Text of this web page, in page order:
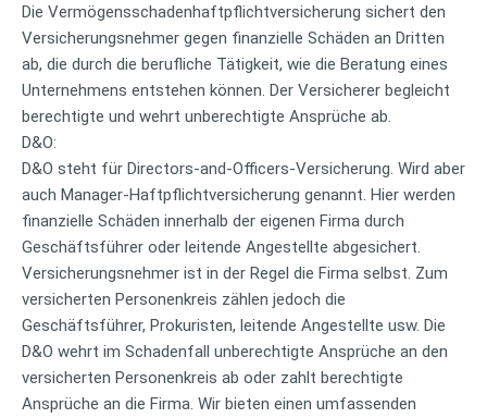
Die Vermögensschadenhaftpflichtversicherung sichert den
Versicherungsnehmer gegen finanzielle Schäden an Dritten
ab, die durch die berufliche Tätigkeit, wie die Beratung eines
Unternehmens entstehen können. Der Versicherer begleicht
berechtigte und wehrt unberechtigte Ansprüche ab.
D&O:
D&O steht für Directors-and-Officers-Versicherung. Wird aber
auch Manager-Haftpflichtversicherung genannt. Hier werden
finanzielle Schäden innerhalb der eigenen Firma durch
Geschäftsführer oder leitende Angestellte abgesichert.
Versicherungsnehmer ist in der Regel die Firma selbst. Zum
versicherten Personenkreis zählen jedoch die
Geschäftsführer, Prokuristen, leitende Angestellte usw. Die
D&O wehrt im Schadenfall unberechtigte Ansprüche an den
versicherten Personenkreis ab oder zahlt berechtigte
Ansprüche an die Firma. Wir bieten einen umfassenden